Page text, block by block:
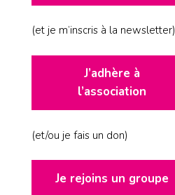
(et je m’inscris à la newsletter)
J’adhère à
l’association
(et/ou je fais un don)
Je rejoins un groupe